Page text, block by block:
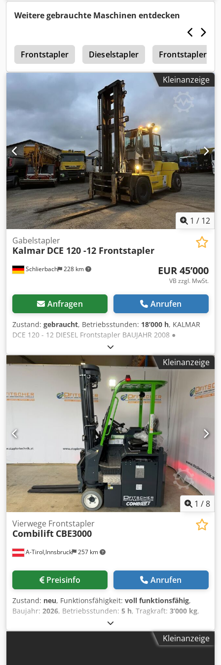
Betriebsstunden 5133 ? Läuft einwandfrei
Weitere gebrauchte Maschinen entdecken
Frontstapler Dieselstapler Frontstapler
Kleinanzeige
1 / 12
Schlierbach 228 km
Gabelstapler
Kalmar DCE 120 -12 Frontstapler
EUR 45’000
VB zzgl. MwSt.
Anfragen Anrufen
Zustand: gebraucht, Betriebsstunden: 18’000 h, KALMAR
DCE 120 - 12 DIESEL Frontstapler BAUJAHR 2008 ●
geschlossene Kabine ● Rundumleuchte ● 3 Steuerkreise:
Seitenschieber, auf - und zu - Funktion und Heben -/
Senken ● ca. 5m Hubhöhe ● Betriebsgewicht: 21.500kg ●
Tragfähigkeit: 12 .000 kg ● 13.880 Betriebsstunden ●
Klimaanlage ● LED - Rückleuchten ● LED -
Arbeitscheinwerfer vorne und hinten ● Grammer -
Komfortsitz ● ordentliches Reifenprofil Djdowmpihopfx
Alyjkr - deutscher Stapler! - 1. Hand Irrtümer und
Zwischenverkauf vorbehaltlich!
Kleinanzeige
1 /8
A-Tirol,Innsbruck 257 km
Vierwege Frontstapler
Combilift CBE3000
Preisinfo Anrufen
Zustand: neu, Funktionsfähigkeit: voll funktionsfähig,
Baujahr: 2026, Betriebsstunden: 5 h, Tragkraft: 3’000 kg,
, Freihub:
elektrisch, Masttyp:Triplex, Bauhöhe:2’643 mm,
6’800 kg ,Kleinanzeige